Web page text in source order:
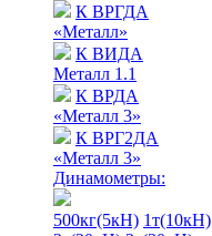
К ВРГДА
«Металл»
К ВИДА
Металл 1.1
К ВРДА
«Металл 3»
К ВРГ2ДА
«Металл 3»
Динамометры:
500кг(5кН) 1т(10кН)